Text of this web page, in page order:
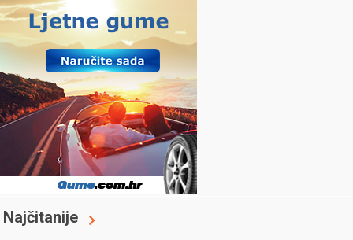
Najčitanije